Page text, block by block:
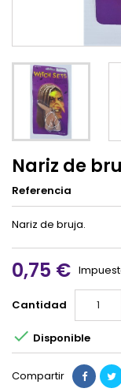
Nariz de
Referencia
Nariz de bruja.
0,75 €
Cantidad
 Disponible
Compartir